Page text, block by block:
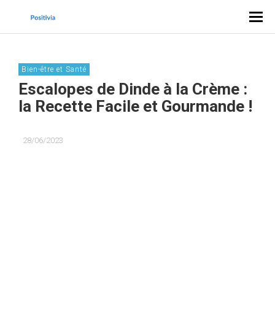
Bien-être et Santé
Escalopes de Dinde à la Crème :
la Recette Facile et Gourmande !
28/06/2023